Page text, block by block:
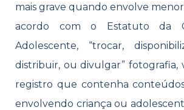
mais grave quando envolve
acordo com o Estatuto da
Adolescente, “trocar,
distribuir, ou divulgar”
registro que contenha
envolvendo criança ou